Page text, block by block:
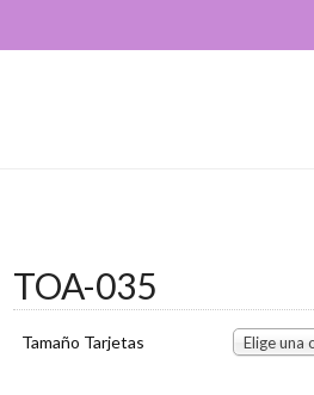
TOA-035
Tamaño Tarjetas Elige una